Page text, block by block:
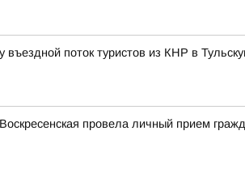
въездной поток туристов из КНР в
провела личный прием